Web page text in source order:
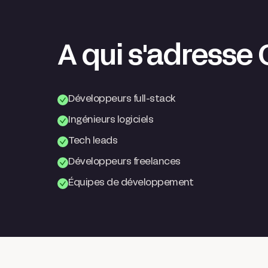
A qui s'adresse
Développeurs full-stack
Ingénieurs logiciels
Tech leads
Développeurs freelances
Équipes de développement